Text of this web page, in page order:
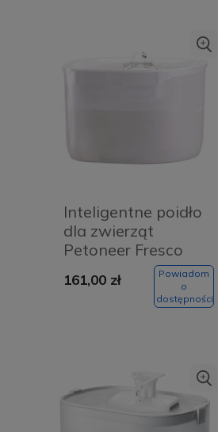
Inteligentne poidło
dla zwierząt
Petoneer Fresco
161,00 zł
Powiadom
o
dostępności